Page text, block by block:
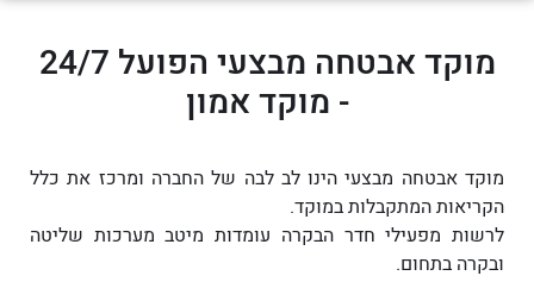
מוקד אבטחה מבצעי הפועל 24/7
- מוקד אמון
מוקד אבטחה מבצעי הינו לב לבה של החברה ומרכז את כלל
הקריאות המתקבלות במוקד.
לרשות מפעילי חדר הבקרה עומדות מיטב מערכות שליטה
ובקרה בתחום.